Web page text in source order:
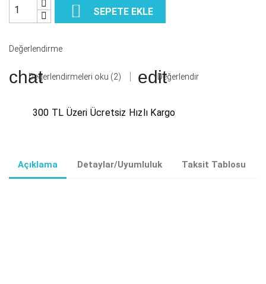
 SEPETE EKLE
Değerlendirme
Değerlendirmeleri oku (2) Değerlendir
300 TL Üzeri Ücretsiz Hızlı Kargo
Açıklama Detaylar/Uyumluluk Taksit Tablosu